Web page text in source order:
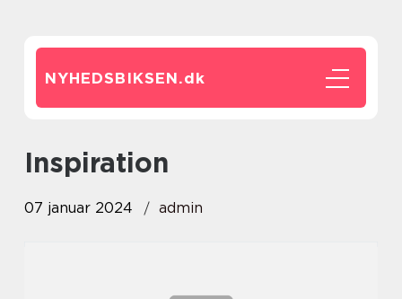
NYHEDSBIKSEN.dk
inspiration
07 januar 2024 admin